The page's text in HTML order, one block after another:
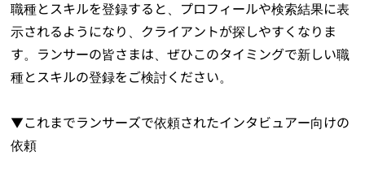
職種とスキルを登録すると、プロフィールや検索結果に表
示されるようになり、クライアントが探しやすくなりま
す。ランサーの皆さまは、ぜひこのタイミングで新しい職
種とスキルの登録をご検討ください。
▼これまでランサーズで依頼されたインタビュアー向けの
依頼